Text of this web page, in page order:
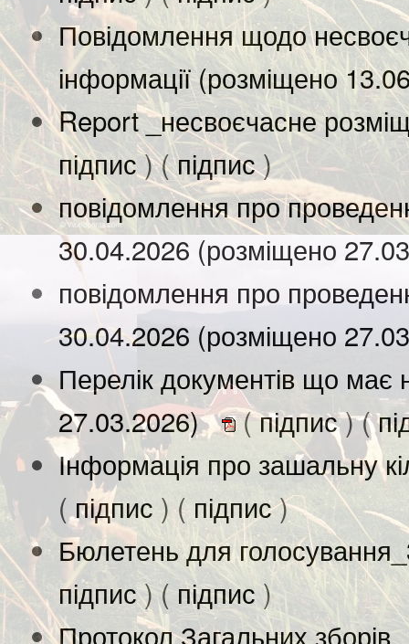
Повідомлення щодо
інформації (розміщено
Report _несвоєчасне
підпис) (підпис)
повідомлення про
30.04.2026 (розміщено
повідомлення про
30.04.2026 (розміщено
Перелік документів що має
27.03.2026)
(підпис) (
Інформація про зашальну
(підпис ) (підпис)
Бюлетень для
підпис) ( підпис)
Протокол Загальних